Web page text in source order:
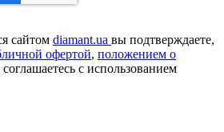
сайтом diamant.ua вы подтверждаете,
офертой, положением о
соглашаетесь с использованием